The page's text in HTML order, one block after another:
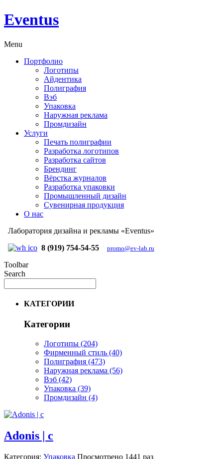
Eventus
Menu
Портфолио
Логотипы
Айдентика
Полиграфия
Вэб
Упаковка
Наружная реклама
Промдизайн
Услуги
Печать полиграфии
Разработка логотипов
Разработка сайтов
Брендинг
Вёрстка журналов
Разработка упаковки
Промышленный дизайн
Сувенирная продукция
О нас
Лаборатория дизайна и рекламы «Eventus»
8 (919) 754-54-55
promo@ev-lab.ru
Toolbar
Search
КАТЕГОРИИ
Категории
Логотипы (204)
Фирменный стиль (40)
Полиграфия (473)
Наружная реклама (56)
Вэб (42)
Упаковка (39)
Промдизайн (4)
Adonis | c
Категория: Упаковка Просмотрено 1441 раз